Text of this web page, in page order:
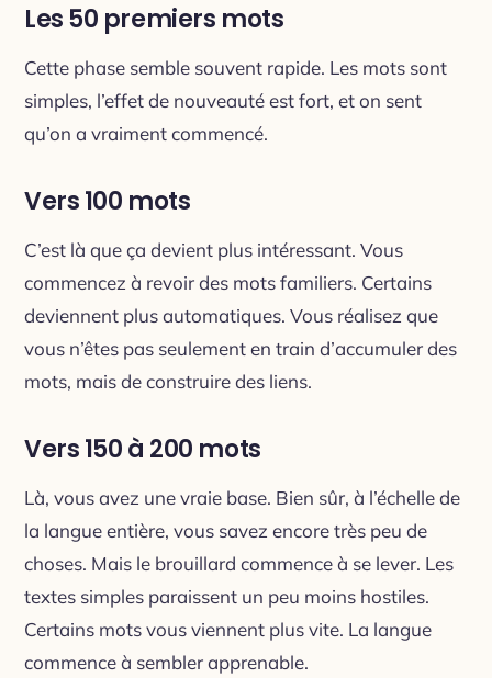
Les 50 premiers mots
Cette phase semble souvent rapide. Les mots sont
simples, l’effet de nouveauté est fort, et on sent
qu’on a vraiment commencé.
Vers 100 mots
C’est là que ça devient plus intéressant. Vous
commencez à revoir des mots familiers. Certains
deviennent plus automatiques. Vous réalisez que
vous n’êtes pas seulement en train d’accumuler des
mots, mais de construire des liens.
Vers 150 à 200 mots
Là, vous avez une vraie base. Bien sûr, à l’échelle de
la langue entière, vous savez encore très peu de
choses. Mais le brouillard commence à se lever. Les
textes simples paraissent un peu moins hostiles.
Certains mots vous viennent plus vite. La langue
commence à sembler apprenable.